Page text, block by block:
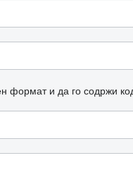
формат и да го содржи